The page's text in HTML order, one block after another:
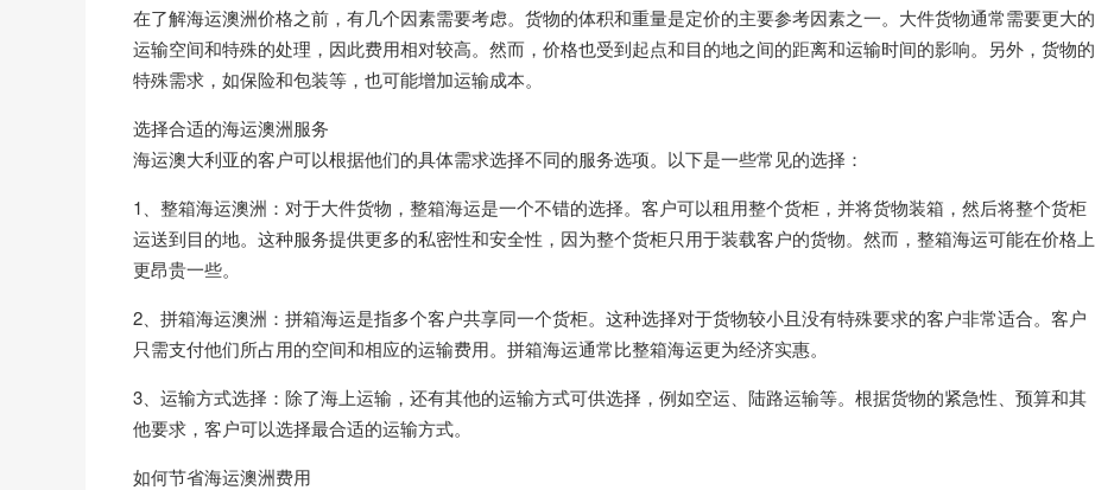
在了解海运澳洲价格之前，有几个因素需要考虑。货物的体积和重量是定价的主要参考因素之一。大件货物通常需要更大的
运输空间和特殊的处理，因此费用相对较高。然而，价格也受到起点和目的地之间的距离和运输时间的影响。另外，货物的
特殊需求，如保险和包装等，也可能增加运输成本。
选择合适的海运澳洲服务
海运澳大利亚的客户可以根据他们的具体需求选择不同的服务选项。以下是一些常见的选择：
1、整箱海运澳洲：对于大件货物，整箱海运是一个不错的选择。客户可以租用整个货柜，并将货物装箱，然后将整个货柜
运送到目的地。这种服务提供更多的私密性和安全性，因为整个货柜只用于装载客户的货物。然而，整箱海运可能在价格上
更昂贵一些。
2、拼箱海运澳洲：拼箱海运是指多个客户共享同一个货柜。这种选择对于货物较小且没有特殊要求的客户非常适合。客户
只需支付他们所占用的空间和相应的运输费用。拼箱海运通常比整箱海运更为经济实惠。
3、运输方式选择：除了海上运输，还有其他的运输方式可供选择，例如空运、陆路运输等。根据货物的紧急性、预算和其
他要求，客户可以选择最合适的运输方式。
如何节省海运澳洲费用